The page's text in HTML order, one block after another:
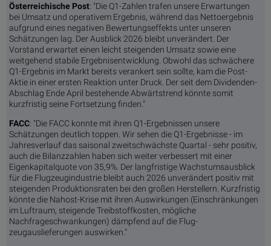
Österreichische Post: "Die Q1-Zahlen trafen unsere Erwartungen
bei Umsatz und operativem Ergebnis, während das Nettoergebnis
aufgrund eines negativen Bewertungseffekts unter unseren
Schätzungen lag. Der Ausblick 2026 bleibt unverändert. Der
Vorstand erwartet einen leicht steigenden Umsatz sowie eine
weitgehend stabile Ergebnisentwicklung. Obwohl das schwächere
Q1-Ergebnis im Markt bereits verankert sein sollte, kam die Post-
Aktie in einer ersten Reaktion unter Druck. Der seit dem Dividenden-
Abschlag Ende April bestehende Abwärtstrend könnte somit
kurzfristig seine Fortsetzung finden."
FACC: "Die FACC konnte mit ihren Q1-Ergebnissen unsere
Schätzungen deutlich toppen. Wir sehen die Q1-Ergebnisse - im
Jahresverlauf das saisonal zweitschwächste Quartal - sehr positiv,
auch die Bilanzzahlen haben sich weiter verbessert mit einer
Eigenkapitalquote von 35,9%. Der langfristige Wachstumsausblick
für die Flugzeugindustrie bleibt auch 2026 unverändert positiv mit
steigenden Produktionsraten bei den großen Herstellern. Kurzfristig
könnte die Nahost-Krise mit ihren Auswirkungen (Einschränkungen
im Luftraum, steigende Treibstoffkosten, mögliche
Nachfrageschwankungen) dämpfend auf die Flug-
zeugauslieferungen auswirken."